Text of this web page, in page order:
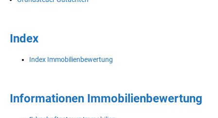
Index
Index Immobilienbewertung
Informationen Immobilienbewertung